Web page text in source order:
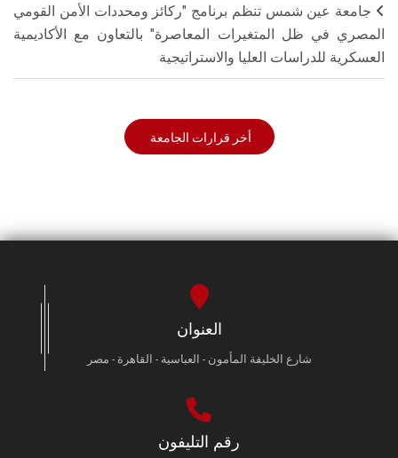
جامعة عين شمس تنظم برنامج "ركائز ومحددات الأمن القومي
المصري في ظل المتغيرات المعاصرة" بالتعاون مع الأكاديمية
العسكرية للدراسات العليا والاستراتيجية
أخر قرارات الجامعة
العنوان
شارع الخليفة المأمون - العباسية - القاهرة - مصر
رقم التليفون